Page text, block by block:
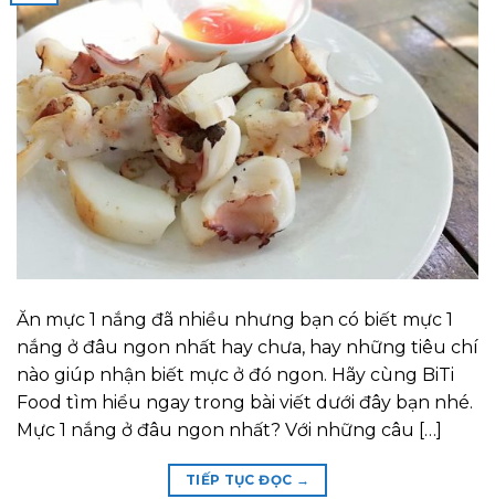
Ăn mực 1 nắng đã nhiều nhưng bạn có biết mực 1
nắng ở đâu ngon nhất hay chưa, hay những tiêu chí
nào giúp nhận biết mực ở đó ngon. Hãy cùng BiTi
Food tìm hiểu ngay trong bài viết dưới đây bạn nhé.
Mực 1 nắng ở đâu ngon nhất? Với những câu […]
TIẾP TỤC ĐỌC →